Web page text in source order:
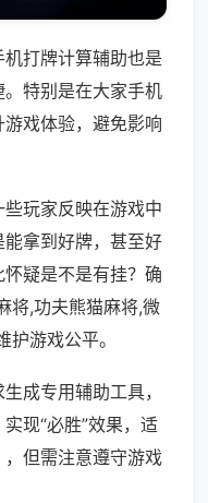
打牌计算辅助也是
特别是在大家手机
戏体验，避免影响
玩家反映在游戏中
拿到好牌，甚至好
疑是不是有挂？确
将,功夫熊猫麻将,微
游戏公平。
成专用辅助工具，
现“必胜”效果，适
但需注意遵守游戏